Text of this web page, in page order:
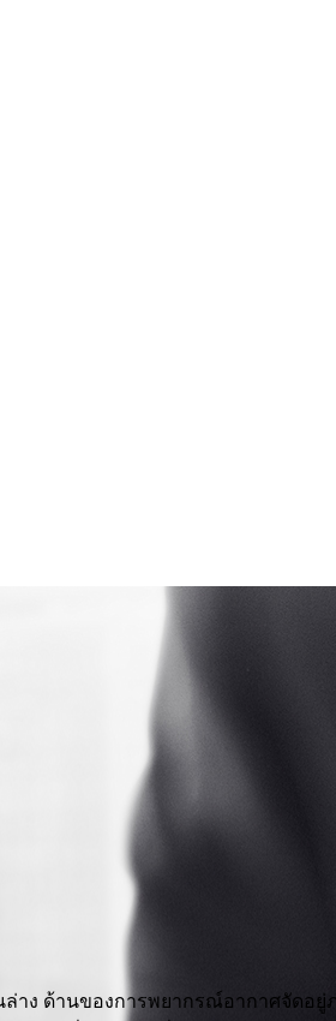
าง ด้านของการพยากรณ์อากาศจัดอ